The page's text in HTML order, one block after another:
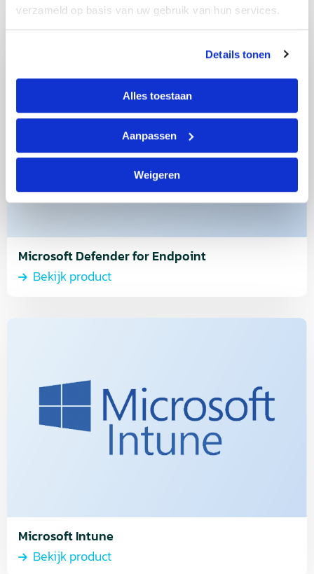
verzameld op basis van uw gebruik van hun services.
Details tonen
Alles toestaan
Aanpassen
Weigeren
horen
Microsoft Defender for Endpoint
Bekijk product
over
product
Microsoft Intune
Bekijk product
Bekijk
product